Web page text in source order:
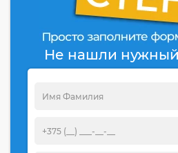
Не нашли